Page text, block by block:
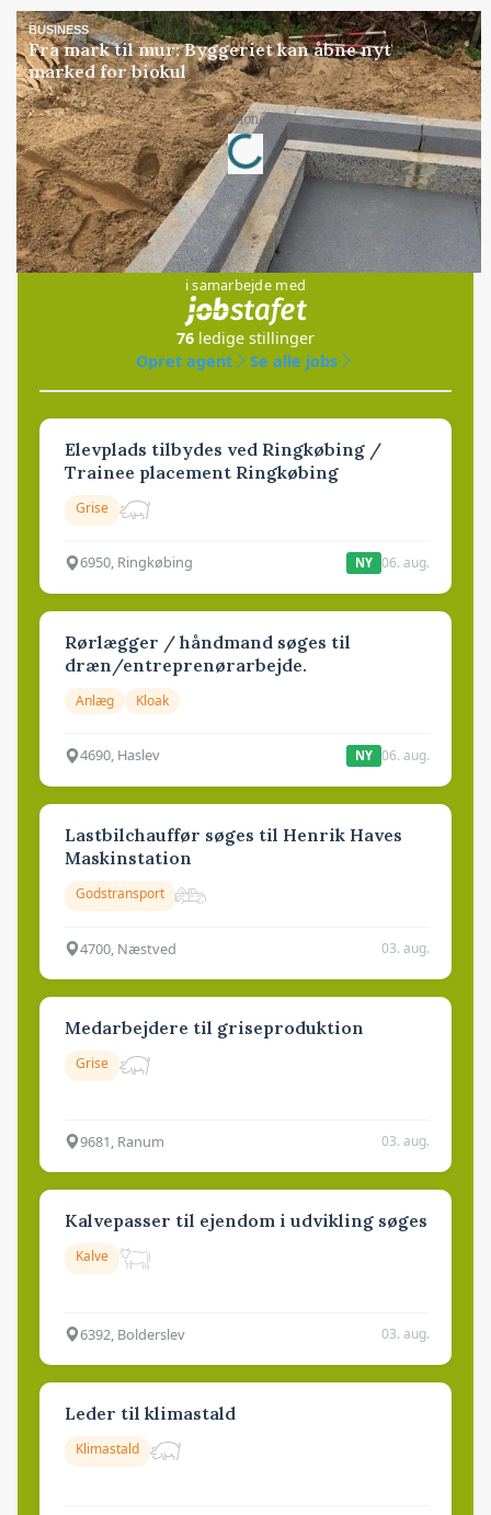
BUSINESS
Fra mark til mur: Byggeriet kan åbne nyt
marked for biokul
Annonce
Loading...
Jobs
i samarbejde med
76 ledige stillinger
Opret agent
Se alle jobs
Elevplads tilbydes ved Ringkøbing /
Trainee placement Ringkøbing
Grise
6950, Ringkøbing NY 06. aug.
Rørlægger / håndmand søges til
dræn/entreprenørarbejde.
Anlæg Kloak
4690, Haslev NY 06. aug.
Lastbilchauffør søges til Henrik Haves
Maskinstation
Godstransport
4700, Næstved 03. aug.
Medarbejdere til griseproduktion
Grise
9681, Ranum 03. aug.
Kalvepasser til ejendom i udvikling søges
Kalve
6392, Bolderslev 03. aug.
Leder til klimastald
Klimastald